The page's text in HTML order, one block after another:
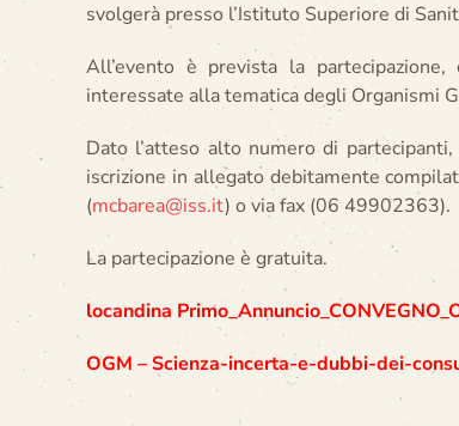
svolgerà presso l’Istituto Superiore di
All’evento è prevista la
interessate alla tematica degli Organismi
Dato l’atteso alto numero di
iscrizione in allegato debitamente
(mcbarea@iss.it) o via fax (06 49902363).
La partecipazione è gratuita.
locandina
OGM – Scienza-incerta-e-dubbi-dei-